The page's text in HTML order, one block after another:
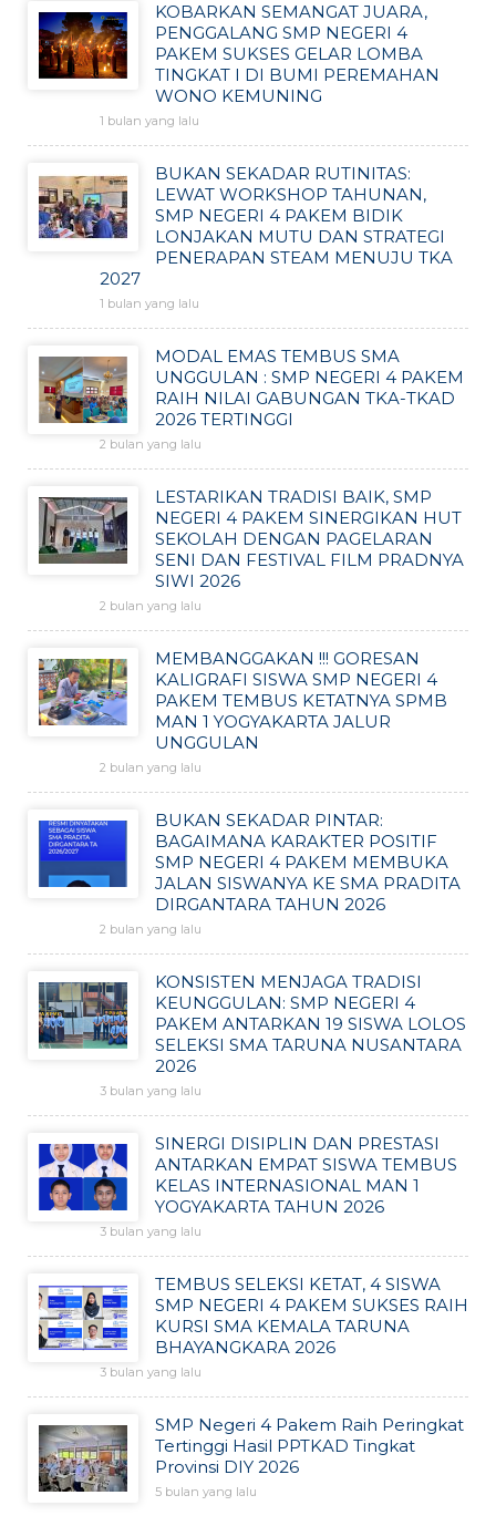
KOBARKAN SEMANGAT JUARA,
PENGGALANG SMP NEGERI 4
PAKEM SUKSES GELAR LOMBA
TINGKAT I DI BUMI PEREMAHAN
WONO KEMUNING
1 bulan yang lalu
BUKAN SEKADAR RUTINITAS:
LEWAT WORKSHOP TAHUNAN,
SMP NEGERI 4 PAKEM BIDIK
LONJAKAN MUTU DAN STRATEGI
PENERAPAN STEAM MENUJU TKA
2027
1 bulan yang lalu
MODAL EMAS TEMBUS SMA
UNGGULAN : SMP NEGERI 4 PAKEM
RAIH NILAI GABUNGAN TKA-TKAD
2026 TERTINGGI
2 bulan yang lalu
LESTARIKAN TRADISI BAIK, SMP
NEGERI 4 PAKEM SINERGIKAN HUT
SEKOLAH DENGAN PAGELARAN
SENI DAN FESTIVAL FILM PRADNYA
SIWI 2026
2 bulan yang lalu
MEMBANGGAKAN !!! GORESAN
KALIGRAFI SISWA SMP NEGERI 4
PAKEM TEMBUS KETATNYA SPMB
MAN 1 YOGYAKARTA JALUR
UNGGULAN
2 bulan yang lalu
BUKAN SEKADAR PINTAR:
BAGAIMANA KARAKTER POSITIF
SMP NEGERI 4 PAKEM MEMBUKA
JALAN SISWANYA KE SMA PRADITA
DIRGANTARA TAHUN 2026
2 bulan yang lalu
KONSISTEN MENJAGA TRADISI
KEUNGGULAN: SMP NEGERI 4
PAKEM ANTARKAN 19 SISWA LOLOS
SELEKSI SMA TARUNA NUSANTARA
2026
3 bulan yang lalu
SINERGI DISIPLIN DAN PRESTASI
ANTARKAN EMPAT SISWA TEMBUS
KELAS INTERNASIONAL MAN 1
YOGYAKARTA TAHUN 2026
3 bulan yang lalu
TEMBUS SELEKSI KETAT, 4 SISWA
SMP NEGERI 4 PAKEM SUKSES RAIH
KURSI SMA KEMALA TARUNA
BHAYANGKARA 2026
3 bulan yang lalu
SMP Negeri 4 Pakem Raih Peringkat
Tertinggi Hasil PPTKAD Tingkat
Provinsi DIY 2026
5 bulan yang lalu